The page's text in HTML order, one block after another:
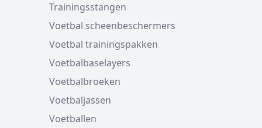
Trainingsstangen
Voetbal scheenbeschermers
Voetbal trainingspakken
Voetbalbaselayers
Voetbalbroeken
Voetbaljassen
Voetballen